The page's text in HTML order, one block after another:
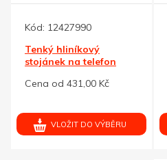
Kód: 12427990
Tenký hliníkový
stojánek na telefon
Cena od 431,00 Kč
VLOŽIT DO VÝBĚRU